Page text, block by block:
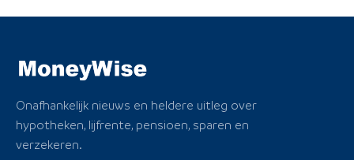
Onafhankelijk nieuws en heldere uitleg over
hypotheken, lijfrente, pensioen, sparen en
verzekeren.